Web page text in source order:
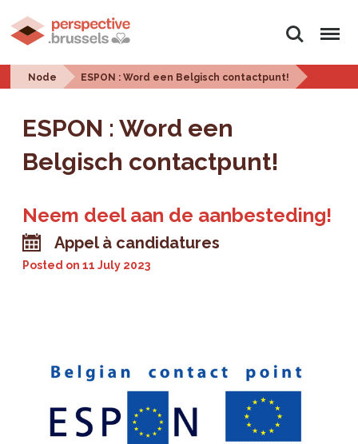
Search Menu
Node ESPON : Word een Belgisch contactpunt!
ESPON : Word een
Belgisch contactpunt!
Neem deel aan de aanbesteding!
Appel à candidatures
Posted on11 July 2023